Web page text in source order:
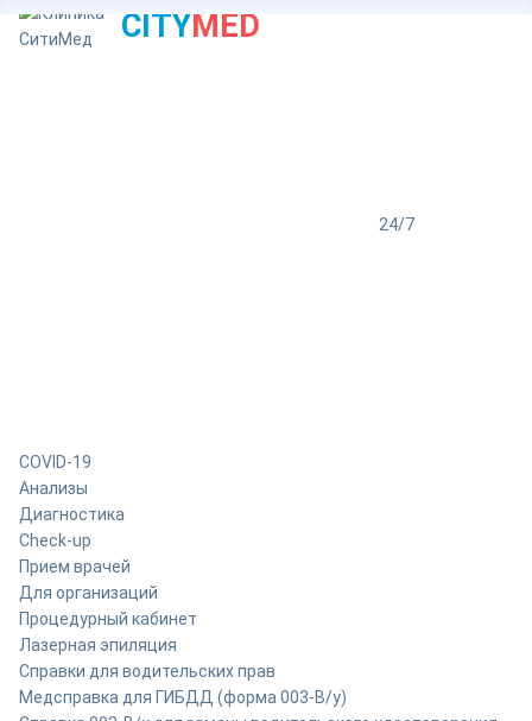
CITYMED
24/7
COVID-19
Анализы
Диагностика
Check-up
Прием врачей
Для организаций
Процедурный кабинет
Лазерная эпиляция
Справки для водительских прав
Медсправка для ГИБДД (форма 003-В/у)